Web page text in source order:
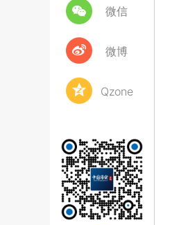
微信
微博
Qzone